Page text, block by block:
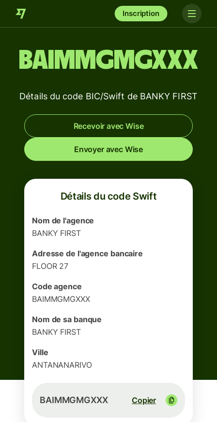
Inscription
BAIMMGMGXXX
Détails du code BIC/Swift de BANKY FIRST
Recevoir avec Wise
Envoyer avec Wise
Détails du code Swift
Nom de l'agence
BANKY FIRST
Adresse de l'agence bancaire
FLOOR 27
Code agence
BAIMMGMGXXX
Nom de sa banque
BANKY FIRST
Ville
ANTANANARIVO
BAIMMGMGXXX Copier